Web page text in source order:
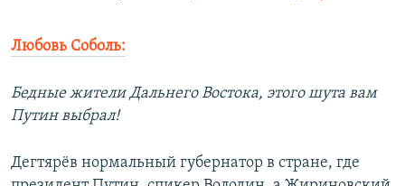
Любовь Соболь:
Бедные жители Дальнего Востока, этого шута вам
Путин выбрал!
Дегтярёв нормальный губернатор в стране, где